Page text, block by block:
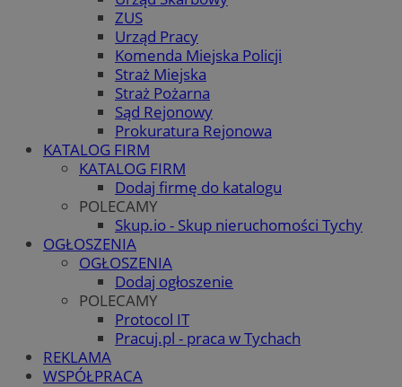
ZUS
Urząd Pracy
Komenda Miejska Policji
Straż Miejska
Straż Pożarna
Sąd Rejonowy
Prokuratura Rejonowa
KATALOG FIRM
KATALOG FIRM
Dodaj firmę do katalogu
POLECAMY
Skup.io - Skup nieruchomości Tychy
OGŁOSZENIA
OGŁOSZENIA
Dodaj ogłoszenie
POLECAMY
Protocol IT
Pracuj.pl - praca w Tychach
REKLAMA
WSPÓŁPRACA